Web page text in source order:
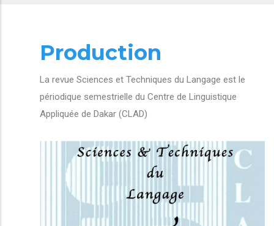
Production
La revue Sciences et Techniques du Langage est le
périodique semestrielle du Centre de Linguistique
Appliquée de Dakar (CLAD)